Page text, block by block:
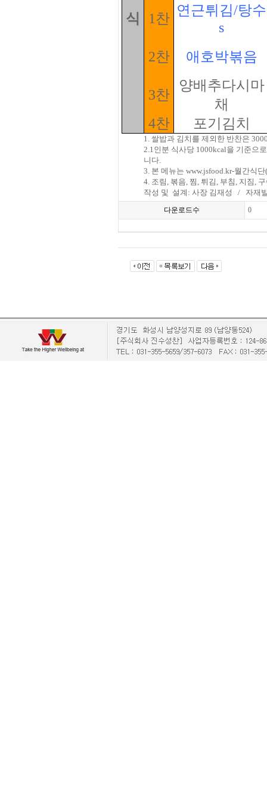
식 1찬
연근튀김/탕수
s
2찬
애호박볶음
3찬
양배추다시마
채
4찬
포기김치
1. 쌀밥과 김치를 제외한 반찬은
2.1인분 식사당 1000kcal을 기준으
니다.
3. 본 메뉴는 www.jsfood.kr-월간식
4. 조림, 볶음, 찜, 튀김, 부침, 지짐,
작성 및 설계: 사장 김재성 / 자재
다운로드수 0